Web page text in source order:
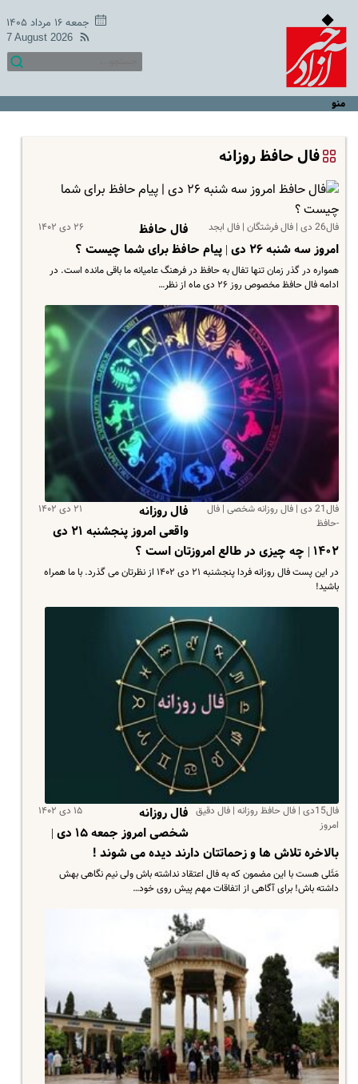
جمعه ۱۶ مرداد ۱۴۰۵
7 August 2026
منو
فال حافظ روزانه
فال26 دی | فال فرشتگان | فال ابجد ۲۶ دی ۱۴۰۲
فال حافظ
امروز سه شنبه ۲۶ دی | پیام حافظ برای شما چیست ؟
همواره در گذر زمان تنها تفال به حافظ در فرهنگ عامیانه ما باقی مانده است. در
ادامه فال حافظ مخصوص روز ۲۶ دی ماه از نظر…
فال21 دی | فال روزانه شخصی | فال
-حافظ
۲۱ دی ۱۴۰۲
فال روزانه
واقعی امروز پنجشنبه ۲۱ دی
۱۴۰۲ | چه چیزی در طالع امروزتان است ؟
در این پست فال روزانه فردا پنجشنبه ۲۱ دی ۱۴۰۲ از نظرتان می گذرد. با ما همراه
باشید!
فال15دی | فال حافظ روزانه | فال دقیق
امروز
۱۵ دی ۱۴۰۲
فال روزانه
شخصی امروز جمعه ۱۵ دی |
بالاخره تلاش ها و زحماتتان دارند دیده می شوند !
مَثَلی هست با این مضمون که به فال اعتقاد نداشته باش ولی نیم نگاهی بهش
داشته باش! برای آگاهی از اتفاقات مهم پیش روی خود…